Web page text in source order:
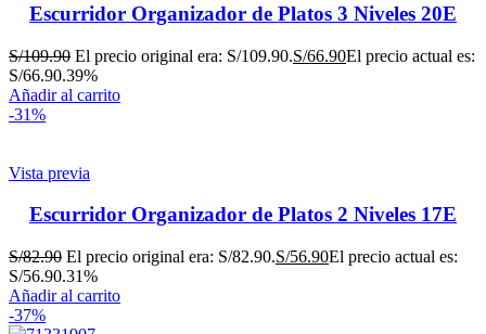
Escurridor Organizador de Platos 3 Niveles 20E
S/109.90 El precio original era: S/109.90.S/66.90El precio actual es:
S/66.90.39%
Añadir al carrito
-31%
Vista previa
Escurridor Organizador de Platos 2 Niveles 17E
S/82.90 El precio original era: S/82.90.S/56.90El precio actual es:
S/56.90.31%
Añadir al carrito
-37%